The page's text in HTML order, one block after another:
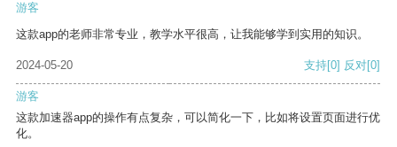
游客
这款app的老师非常专业，教学水平很高，让我能够学到实用的知识。
2024-05-20 支持[0] 反对[0]
游客
这款加速器app的操作有点复杂，可以简化一下，比如将设置页面进行优
化。